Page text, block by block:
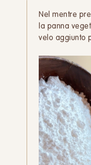
Nel mentre
la panna
velo aggiunto